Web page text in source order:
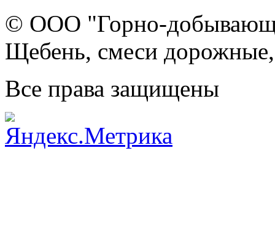
© ООО "Горно-
Щебень, смеси
Все права защищены